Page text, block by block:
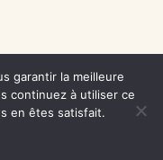
garantir la meilleure
continuez à utiliser ce
en êtes satisfait.